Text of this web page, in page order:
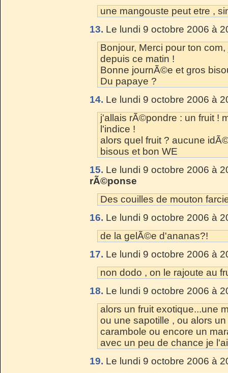
une mangouste peut etre ,
13. Le lundi 9 octobre 2006 à
Bonjour, Merci pour ton
depuis ce matin !
Bonne journÃ©e et gros
Du papaye ?
14. Le lundi 9 octobre 2006 à
j'allais rÃ©pondre : un fruit !
l'indice !
alors quel fruit ? aucune
bisous et bon WE
15. Le lundi 9 octobre 2006 à
rÃ©ponse
Des couilles de mouton
16. Le lundi 9 octobre 2006 à
de la gelÃ©e d'ananas?!
17. Le lundi 9 octobre 2006 à
non dodo , on le rajoute au
18. Le lundi 9 octobre 2006 à
alors un fruit exotique...une
ou une sapotille , ou alors
carambole ou encore un
avec un peu de chance je
19. Le lundi 9 octobre 2006 à